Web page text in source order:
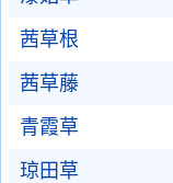
茜草根
茜草藤
青霞草
琼田草